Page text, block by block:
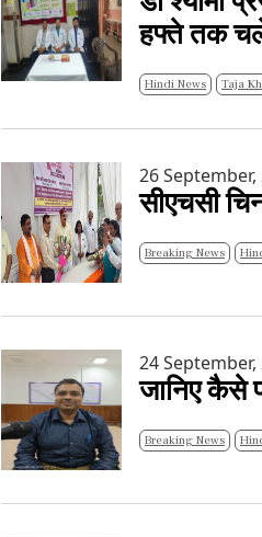
हफ्ते तक
Hindi News Taja
26 September,
सीएचसी
Breaking News
24 September,
जानिए कैसे
Breaking News